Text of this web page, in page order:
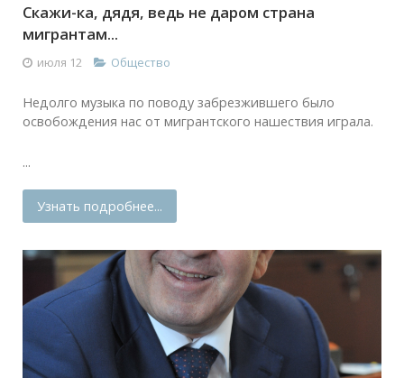
Скажи-ка, дядя, ведь не даром страна
мигрантам...
июля 12 Общество
Недолго музыка по поводу забрезжившего было
освобождения нас от мигрантского нашествия играла.
...
Узнать подробнее...